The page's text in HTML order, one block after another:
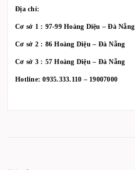
Địa chỉ:
Cơ sở 1 : 97-99 Hoàng Diệu – Đà Nẵng
Cơ sở 2 : 86 Hoàng Diệu – Đà Nẵng
Cơ sở 3 : 57 Hoàng Diệu – Đà Nẵng
Hotline: 0935.333.110 – 19007000